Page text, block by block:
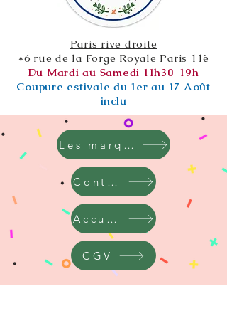
Paris rive droite
*6 rue de la Forge Royale Paris 11è
Du Mardi au Samedi 11h30-19h
Coupure estivale du 1er au 17 Août
inclu
Les marques
Contact
Accueil
CGV